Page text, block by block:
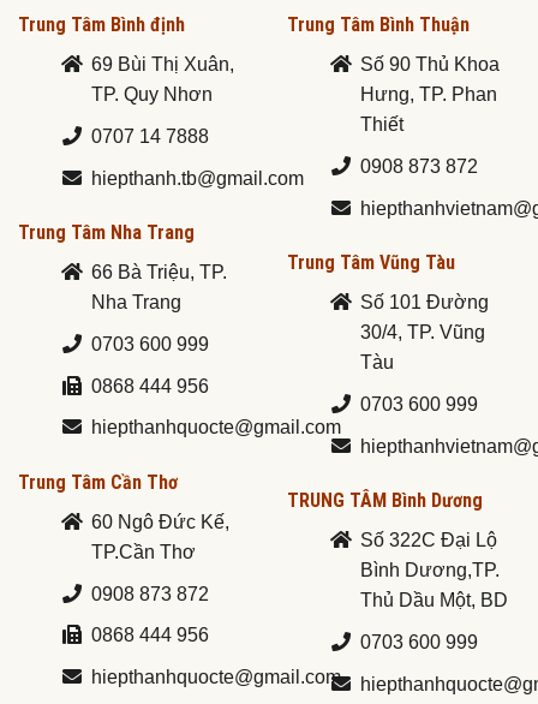
Trung Tâm Bình định
69 Bùi Thị Xuân,
TP. Quy Nhơn
0707 14 7888
hiepthanh.tb@gmail.com
Trung Tâm Nha Trang
66 Bà Triệu, TP.
Nha Trang
0703 600 999
0868 444 956
hiepthanhquocte@gmail.com
Trung Tâm Cần Thơ
60 Ngô Đức Kế,
TP.Cần Thơ
0908 873 872
0868 444 956
hiepthanhquocte@gmail.com
Trung Tâm Bình Thuận
Số 90 Thủ Khoa
Hưng, TP. Phan
Thiết
0908 873 872
Trung Tâm Vũng Tàu
Số 101 Đường
30/4, TP. Vũng
Tàu
0703 600 999
TRUNG TÂM Bình Dương
Số 322C Đại Lộ
Bình Dương,TP.
Thủ Dầu Một, BD
0703 600 999